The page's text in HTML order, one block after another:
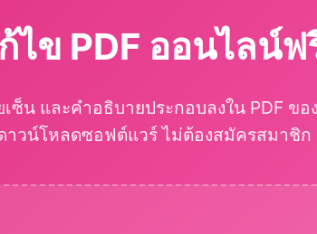
ไข PDF ออนไลน์ฟ
ซ็น และคำอธิบายประกอบลงใน PDF ข
าวน์โหลดซอฟต์แวร์ ไม่ต้องสมัครสมาชิก